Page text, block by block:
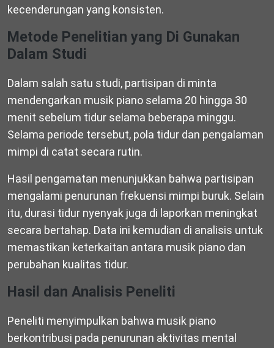
kecenderungan yang konsisten.
Metode Penelitian yang Di Gunakan
Dalam Studi
Dalam salah satu studi, partisipan di minta
mendengarkan musik piano selama 20 hingga 30
menit sebelum tidur selama beberapa minggu.
Selama periode tersebut, pola tidur dan pengalaman
mimpi di catat secara rutin.
Hasil pengamatan menunjukkan bahwa partisipan
mengalami penurunan frekuensi mimpi buruk. Selain
itu, durasi tidur nyenyak juga di laporkan meningkat
secara bertahap. Data ini kemudian di analisis untuk
memastikan keterkaitan antara musik piano dan
perubahan kualitas tidur.
Hasil dan Analisis Peneliti
Peneliti menyimpulkan bahwa musik piano
berkontribusi pada penurunan aktivitas mental